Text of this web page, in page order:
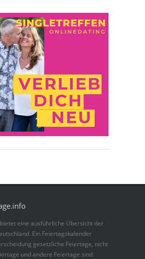
eine ausführliche Übersicht der
Ein Feiertagskalender
gesetzliche Feiertage, nicht
und andere Feiertage sind